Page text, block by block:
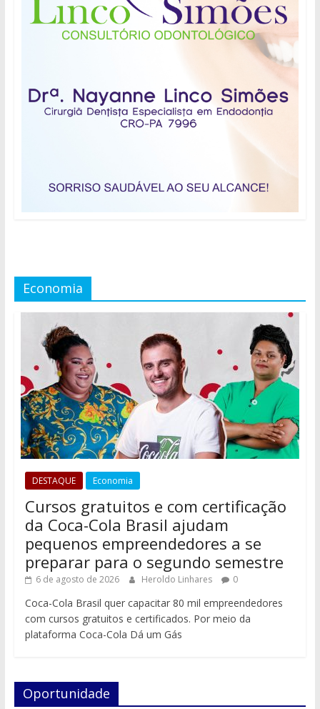
Economia
DESTAQUE Economia
Cursos gratuitos e com certificação
da Coca-Cola Brasil ajudam
pequenos empreendedores a se
preparar para o segundo semestre
6 de agosto de 2026 Heroldo Linhares 0
Coca-Cola Brasil quer capacitar 80 mil empreendedores
com cursos gratuitos e certificados. Por meio da
plataforma Coca-Cola Dá um Gás
Oportunidade